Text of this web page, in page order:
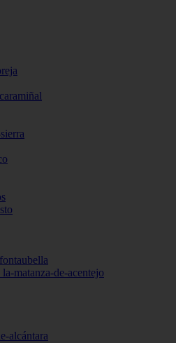
matanza-de-acentejo
alcántara